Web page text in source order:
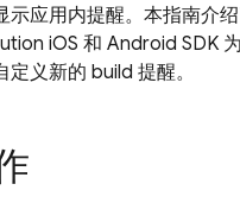
示应用内提醒。本指南介
iOS 和 Android SDK
义新的 build 提醒。